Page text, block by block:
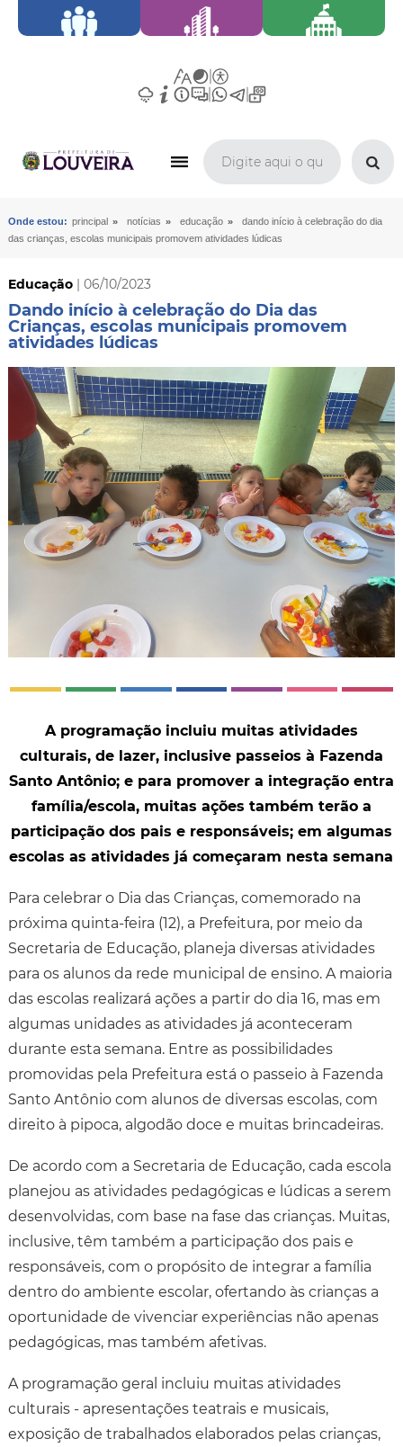
Onde estou: principal » notícias » educação »
dando início à celebração do dia
das crianças, escolas municipais promovem atividades lúdicas
Educação| 06/10/2023
Dando início à celebração do Dia das
Crianças, escolas municipais promovem
atividades lúdicas
A programação incluiu muitas atividades
culturais, de lazer, inclusive passeios à Fazenda
Santo Antônio; e para promover a integração entra
família/escola, muitas ações também terão a
participação dos pais e responsáveis; em algumas
escolas as atividades já começaram nesta semana
Para celebrar o Dia das Crianças, comemorado na
próxima quinta-feira (12), a Prefeitura, por meio da
Secretaria de Educação, planeja diversas atividades
para os alunos da rede municipal de ensino. A maioria
das escolas realizará ações a partir do dia 16, mas em
algumas unidades as atividades já aconteceram
durante esta semana. Entre as possibilidades
promovidas pela Prefeitura está o passeio à Fazenda
Santo Antônio com alunos de diversas escolas, com
direito à pipoca, algodão doce e muitas brincadeiras.
De acordo com a Secretaria de Educação, cada escola
planejou as atividades pedagógicas e lúdicas a serem
desenvolvidas, com base na fase das crianças. Muitas,
inclusive, têm também a participação dos pais e
responsáveis, com o propósito de integrar a família
dentro do ambiente escolar, ofertando às crianças a
oportunidade de vivenciar experiências não apenas
pedagógicas, mas também afetivas.
A programação geral incluiu muitas atividades
culturais - apresentações teatrais e musicais,
exposição de trabalhados elaborados pelas crianças,